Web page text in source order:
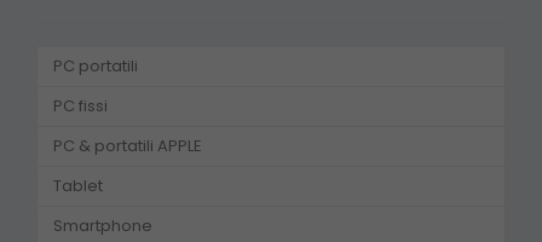
PC portatili
PC fissi
PC & portatili APPLE
Tablet
Smartphone